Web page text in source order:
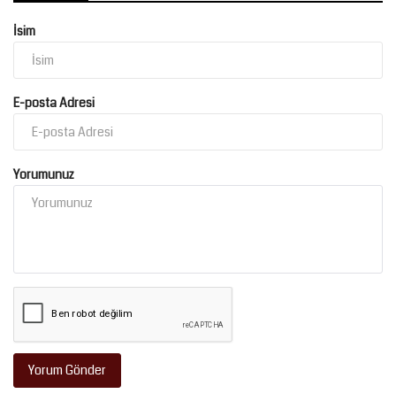
İsim
E-posta Adresi
Yorumunuz
Yorum Gönder